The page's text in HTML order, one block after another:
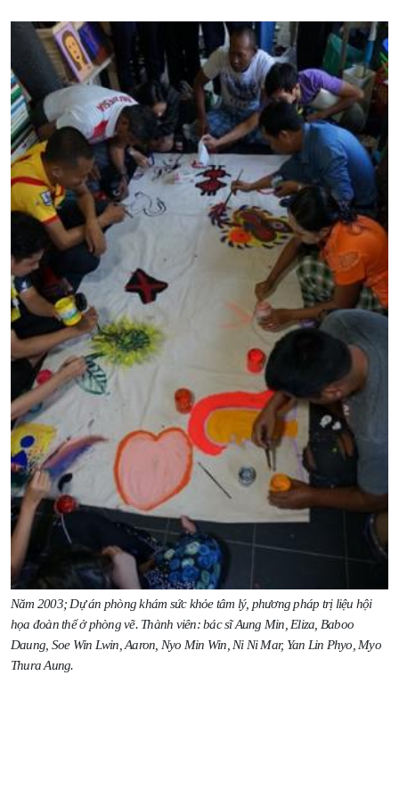
Năm 2003; Dự án phòng khám sức khỏe tâm lý, phương pháp trị liệu hội
họa đoàn thể ở phòng vẽ. Thành viên: bác sĩ Aung Min, Eliza, Baboo
Daung, Soe Win Lwin, Aaron, Nyo Min Win, Ni Ni Mar, Yan Lin Phyo, Myo
Thura Aung.